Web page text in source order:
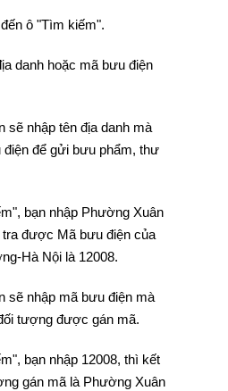
ô "Tìm kiếm".
danh hoặc mã bưu điện
sẽ nhập tên địa danh mà
để gửi bưu phẩm, thư
bạn nhập Phường Xuân
được Mã bưu điện của
Hà Nội là 12008.
sẽ nhập mã bưu điện mà
tượng được gán mã.
bạn nhập 12008, thì kết
gán mã là Phường Xuân